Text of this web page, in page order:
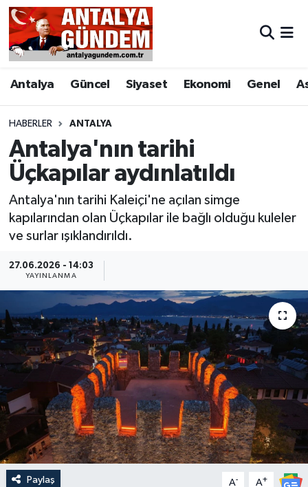
Antalya Güncel Siyaset Ekonomi Genel
HABERLER ANTALYA
Antalya'nın tarihi
Üçkapılar aydınlatıldı
Antalya'nın tarihi Kaleiçi'ne açılan simge
kapılarından olan Üçkapılar ile bağlı olduğu kuleler
ve surlar ışıklandırıldı.
27.06.2026 - 14:03
YAYINLANMA
Paylaş A- A+
Antalya
Asayiş
Bilim & Teknoloji
Bölge
EĞİTİM
Genel
Görüntülü Haber
Güncel
Kültür & Sanat
Magazin
Resmi İlan
Sağlık & Yaşam
Antalya Nöbetçi Eczaneler
Antalya Hava Durumu
Antalya Namaz Vakitleri
Antalya Trafik Yoğunluk Haritası
Süper Lig Puan Durumu ve Fikstür
Son Dakika Haberleri
Haber Arşivi